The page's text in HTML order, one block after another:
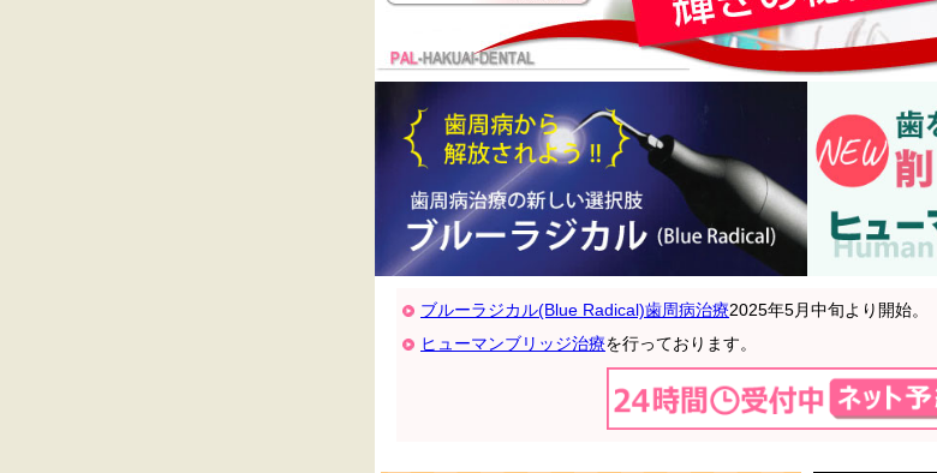
ブルーラジカル(Blue Radical)歯周病治療2025年5月中旬より開始。
ヒューマンブリッジ治療を行っております。